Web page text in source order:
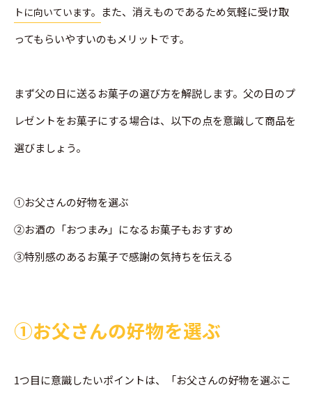
トに向いています。 また、消えものであるため気軽に受け取
ってもらいやすいのもメリットです。
まず父の日に送るお菓子の選び方を解説します。父の日のプ
レゼントをお菓子にする場合は、以下の点を意識して商品を
選びましょう。
➀お父さんの好物を選ぶ
➁お酒の「おつまみ」になるお菓子もおすすめ
➂特別感のあるお菓子で感謝の気持ちを伝える
➀お父さんの好物を選ぶ
1つ目に意識したいポイントは、「お父さんの好物を選ぶこ